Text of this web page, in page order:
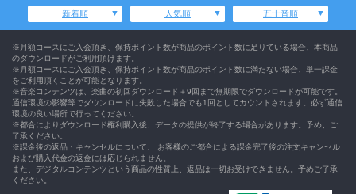
新着順 人気順 五十音順
※月額コースにご入会頂き、保持ポイント数が商品のポイント数に足りている場合、本商品
のダウンロードがご利用頂けます。
※月額コースにご入会頂き、保持ポイント数が商品のポイント数に満たない場合、単一課金
をご利用頂くことが可能となります。
※音楽コンテンツは、楽曲の初回ダウンロード＋9回まで無期限でダウンロードが可能です。
通信環境の影響等でダウンロードに失敗した場合でも1回としてカウントされます。必ず通信
環境の良い場所で行ってください。
※都合によりダウンロード権利購入後、データの提供が終了する場合があります。予め、ご
了承ください。
※課金後の返品・キャンセルについて、 お客様のご都合による課金完了後の注文キャンセル
および購入代金の返金には応じられません。
また、デジタルコンテンツという商品の性質上、返品は一切お受けできません。予めご了承
ください。